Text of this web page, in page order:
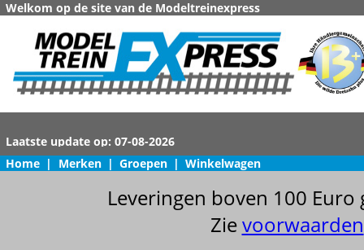
Welkom op de site van de Modeltreinexpress
Home | Merken | Groepen | Winkelwagen
Leveringen boven 100
Zievoorwaarden